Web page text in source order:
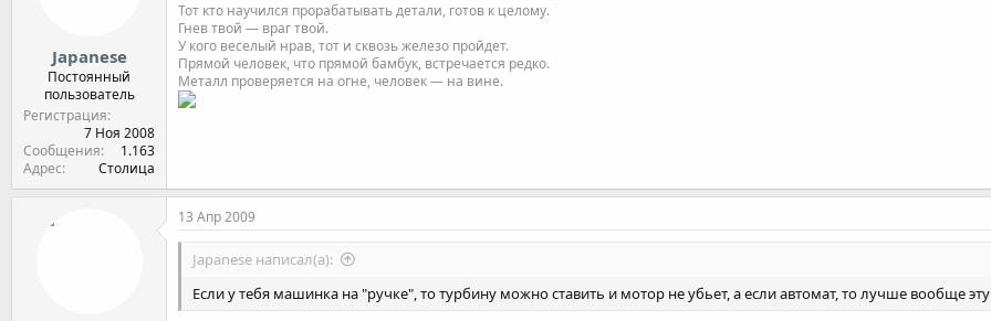
Japanese
Постоянный
пользователь
Регистрация
7 Ноя 2008
Сообщения
1.163
Адрес
Столица
Тот кто научился прорабатывать детали, готов к целому.
Гнев твой — враг твой.
У кого веселый нрав, тот и сквозь железо пройдет.
Прямой человек, что прямой бамбук, встречается редко.
Металл проверяется на огне, человек — на вине.
13 Апр 2009
Japanese написал(а):
Если у тебя машинка на "ручке", то турбину можно ставить и мотор не убьет, а если автомат, то лучше вообще